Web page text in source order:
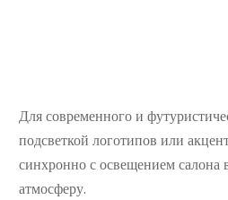
Для современного и
подсветкой логотипов или
синхронно с освещением
атмосферу.